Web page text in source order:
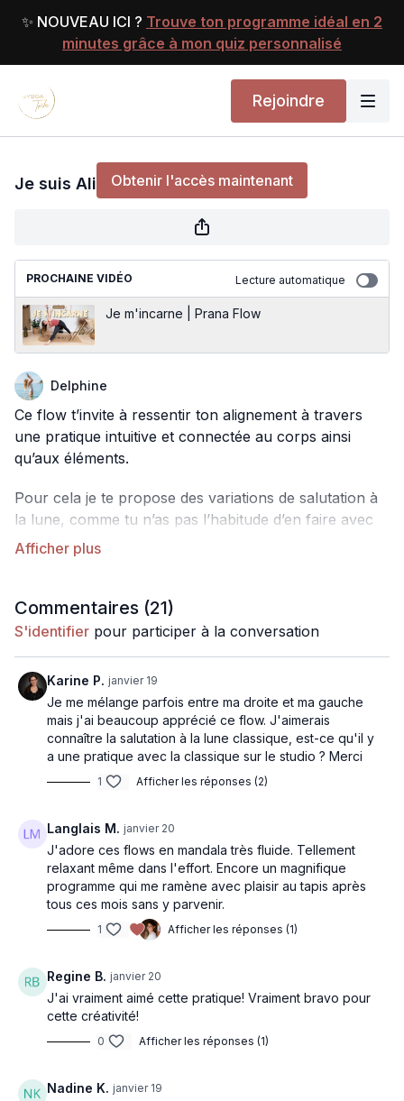
✨ NOUVEAU ICI ? Trouve ton programme idéal en 2
minutes grâce à mon quiz personnalisé
Rejoindre
Je suis Aligné | Flow
Obtenir l'accès maintenant
pour continuer
Je suis Aligné | Flow
PROCHAINE VIDÉO Lecture automatique
Je m'incarne | Prana Flow
Delphine
Ce flow t’invite à ressentir ton alignement à travers
une pratique intuitive et connectée au corps ainsi
qu’aux éléments.
Pour cela je te propose des variations de salutation à
la lune, comme tu n’as pas l’habitude d’en faire avec
moi. Ce format change pour t’inviter à revenir encore
travailler la mobilité et la souplesse du corps, et à la
fois celle du mental.
Commentaires (21)
S'identifier pour participer à la conversation
Karine P. janvier 19
Je me mélange parfois entre ma droite et ma gauche
mais j'ai beaucoup apprécié ce flow. J'aimerais
connaître la salutation à la lune classique, est-ce qu'il y
a une pratique avec la classique sur le studio ? Merci
1 Afficher les réponses (2)
Langlais M. janvier 20
J'adore ces flows en mandala très fluide. Tellement
relaxant même dans l'effort. Encore un magnifique
programme qui me ramène avec plaisir au tapis après
tous ces mois sans y parvenir.
1 Afficher les réponses (1)
Regine B. janvier 20
J'ai vraiment aimé cette pratique! Vraiment bravo pour
cette créativité!
0 Afficher les réponses (1)
Nadine K. janvier 19